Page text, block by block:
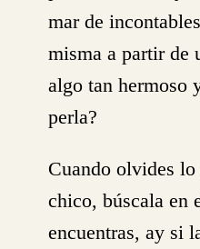
mar de
misma a partir de
algo tan hermoso
perla?
Cuando olvides lo
chico, búscala
encuentras, ay si